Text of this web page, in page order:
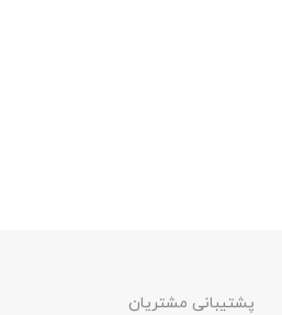
پشتیبانی مشتریان